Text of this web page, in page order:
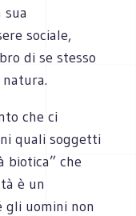
sociale,
di se stesso
che ci
quali soggetti
biotica” che
è un
gli uomini non